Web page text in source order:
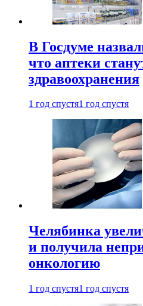
В Госдуме
что аптеки
здравоохранения
1 год спустя1 год спустя
Челябинка
и получила
онкологию
1 год спустя1 год спустя